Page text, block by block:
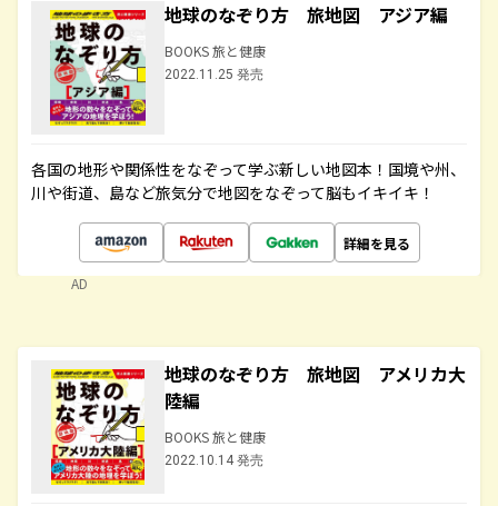
地球のなぞり方 旅地図 アジア編
BOOKS 旅と健康
2022.11.25 発売
各国の地形や関係性をなぞって学ぶ新しい地図本！国境や州、
川や街道、島など旅気分で地図をなぞって脳もイキイキ！
詳細を見る
AD
地球のなぞり方 旅地図 アメリカ大
陸編
BOOKS 旅と健康
2022.10.14 発売